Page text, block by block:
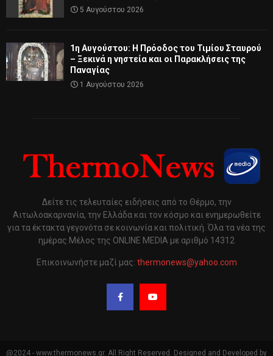
5 Αυγούστου 2026
1η Αυγούστου: Η Πρόοδος του Τιμίου Σταυρού
– Ξεκινά η νηστεία και οι Παρακλήσεις της
Παναγίας
1 Αυγούστου 2026
Δείτε τις τελευταίες ειδήσεις από το Θέρμο, την
Αιτωλοακαρνανία, την Ελλάδα και τον κόσμο και ενημερωθείτε
για τα έκτακτα γεγονότα σε κοινωνία και πολιτική. Όλα τα νέα της
ημέρας Μέλος της ONLINE MEDIA με αριθμό 14312
Επικοινωνήστε μαζί μας: thermonews@yahoo.com
@2024 - www.thermonews.gr. All Right Reserved. Designed and Developed by